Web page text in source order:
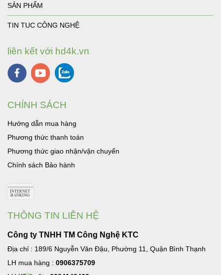
SẢN PHẨM
TIN TUC CÔNG NGHỆ
liên kết với hd4k.vn
CHÍNH SÁCH
Hướng dẫn mua hàng
Phương thức thanh toán
Phương thức giao nhận/vận chuyển
Chính sách Bảo hành
THÔNG TIN LIÊN HỆ
Công ty TNHH TM Công Nghệ KTC
Địa chỉ : 189/6 Nguyễn Văn Đậu, Phường 11, Quận Bình Thạnh
LH mua hàng : 0906375709